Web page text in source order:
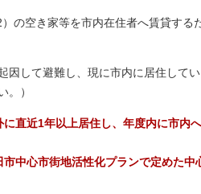
の空き家等を市内在住者へ賃貸する
して避難し、現に市内に居住してい
。）
直近1年以上居住し、年度内に市内
中心市街地活性化プランで定めた